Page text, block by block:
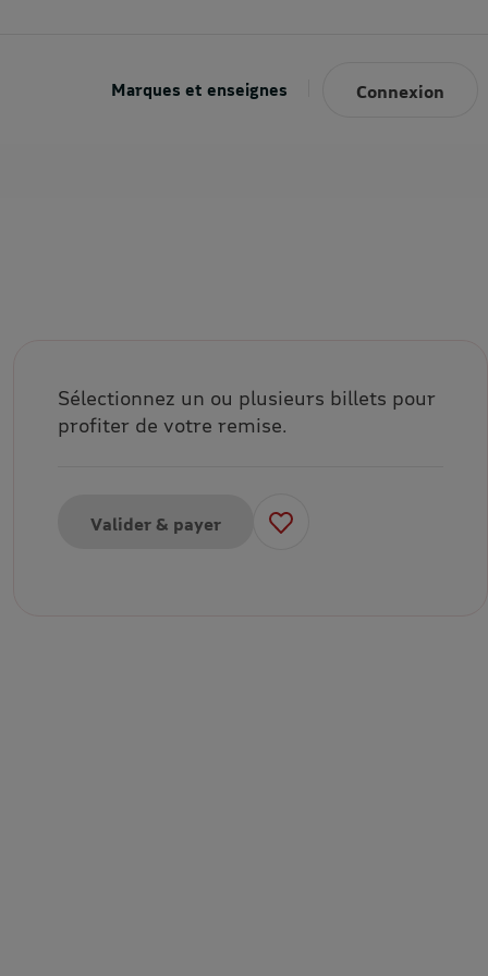
Marques et enseignes Connexion
Sélectionnez un ou plusieurs billets pour
profiter de votre remise.
Valider & payer